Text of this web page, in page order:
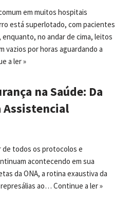
em muitos hospitais
está superlotado, com pacientes
no andar de cima, leitos
vazios por horas aguardando a
a ler »
na Saúde: Da
Assistencial
de todos os protocolos e
acontecendo em sua
da ONA, a rotina exaustiva da
ao… Continue a ler »